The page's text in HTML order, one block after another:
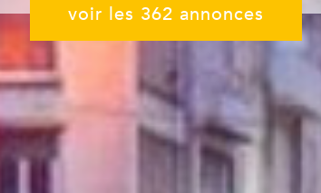
voir les 362 annonces